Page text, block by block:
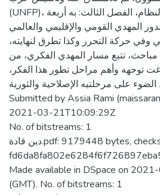
(UNFP)، وبداية القطيعة مع النظام، الفصل الثالث: به أربعة
المهدي القومي والإقليمي والعالمي
وفي حركة التحرر وكذا تطرق لنهايته،
مباحث، تتبع مسار المهدي الفكري، من
توجهه وأهم مراحل تطور هذا الفكر،
Submitted by Assia Rami
2021-03-21T10:09:29Z
No. of bitstreams: 1
دين قادة.pdf: 9179448 bytes, checksum:
Made available in DSpace on
(GMT). No. of bitstreams: 1